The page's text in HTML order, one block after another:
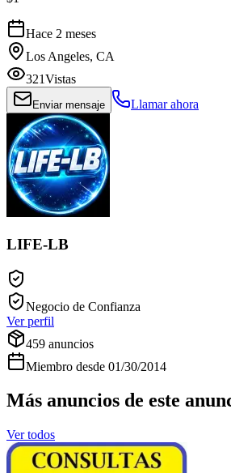
Hace 2 meses
Los Angeles, CA
321Vistas
Enviar mensaje Llamar ahora
LIFE-LB
Negocio de Confianza
Ver perfil
459 anuncios
Miembro desde 01/30/2014
Más anuncios de este
Ver todos